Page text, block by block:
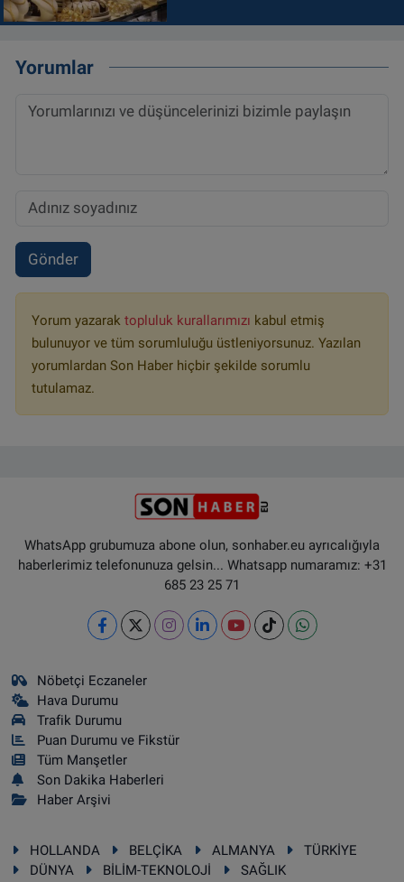
Yorumlar
Gönder
Yorum yazarak topluluk kurallarımızı kabul etmiş
bulunuyor ve tüm sorumluluğu üstleniyorsunuz. Yazılan
yorumlardan Son Haber hiçbir şekilde sorumlu
tutulamaz.
WhatsApp grubumuza abone olun, sonhaber.eu ayrıcalığıyla
haberlerimiz telefonunuza gelsin... Whatsapp numaramız: +31
685 23 25 71
Nöbetçi Eczaneler
Hava Durumu
Trafik Durumu
Puan Durumu ve Fikstür
Tüm Manşetler
Son Dakika Haberleri
Haber Arşivi
HOLLANDA BELÇİKA ALMANYA
TÜRKİYE
DÜNYA
BİLİM-TEKNOLOJİ
SAĞLIK